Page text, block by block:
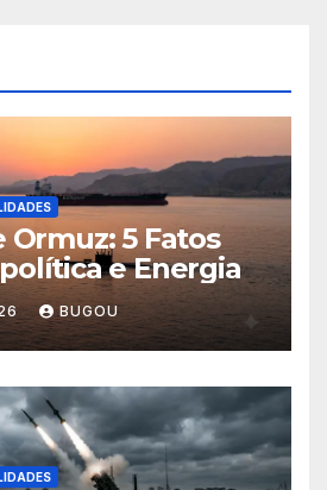
5 Fatos
e Energia
BUGOU